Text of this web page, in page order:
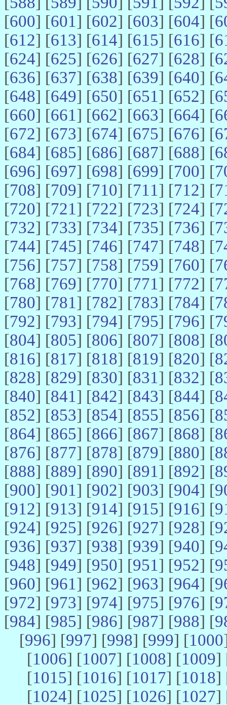
[600] [601] [602] [603] [604] [
[612] [613] [614] [615] [616] [
[624] [625] [626] [627] [628] [
[636] [637] [638] [639] [640] [
[648] [649] [650] [651] [652] [
[660] [661] [662] [663] [664] [
[672] [673] [674] [675] [676] [
[684] [685] [686] [687] [688] [
[696] [697] [698] [699] [700] [
[708] [709] [710] [711] [712] [
[720] [721] [722] [723] [724] [
[732] [733] [734] [735] [736] [
[744] [745] [746] [747] [748] [
[756] [757] [758] [759] [760] [
[768] [769] [770] [771] [772] [
[780] [781] [782] [783] [784] [
[792] [793] [794] [795] [796] [
[804] [805] [806] [807] [808] [
[816] [817] [818] [819] [820] [
[828] [829] [830] [831] [832] [
[840] [841] [842] [843] [844] [
[852] [853] [854] [855] [856] [
[864] [865] [866] [867] [868] [
[876] [877] [878] [879] [880] [
[888] [889] [890] [891] [892] [
[900] [901] [902] [903] [904] [
[912] [913] [914] [915] [916] [
[924] [925] [926] [927] [928] [
[936] [937] [938] [939] [940] [
[948] [949] [950] [951] [952] [
[960] [961] [962] [963] [964] [
[972] [973] [974] [975] [976] [
[984] [985] [986] [987] [988] [
[996] [997] [998] [999] [1000
[1006] [1007] [1008] [1009]
[1015] [1016] [1017] [1018]
[1024] [1025] [1026] [1027]